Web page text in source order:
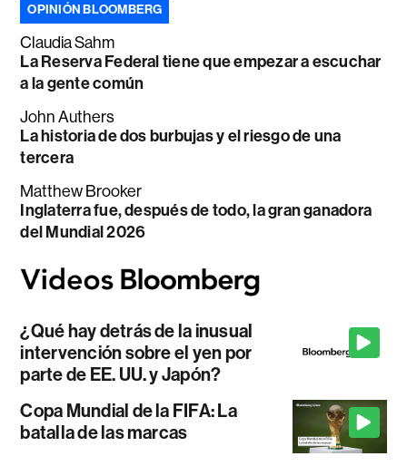
OPINIÓN BLOOMBERG
Claudia Sahm
La Reserva Federal tiene que empezar a escuchar
a la gente común
John Authers
La historia de dos burbujas y el riesgo de una
tercera
Matthew Brooker
Inglaterra fue, después de todo, la gran ganadora
del Mundial 2026
¿Qué hay detrás de la inusual
intervención sobre el yen por
parte de EE. UU. y Japón?
Copa Mundial de la FIFA: La
batalla de las marcas